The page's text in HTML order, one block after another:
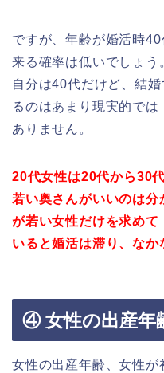
ですが、年齢が婚活時
来る確率は低いでしょう
自分は40代だけど、結
るのはあまり現実的では
ありません。
20代女性は20代から30
若い奥さんがいいのは
が若い女性だけを求めて
いると婚活は滞り、なか
④ 女性の出産年
女性の出産年齢、女性が